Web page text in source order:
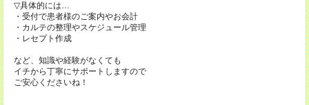
▽具体的には…
・受付で患者様のご案内やお会計
・カルテの整理やスケジュール管理
・レセプト作成
など、知識や経験がなくても
イチから丁寧にサポートしますので
ご安心くださいね！